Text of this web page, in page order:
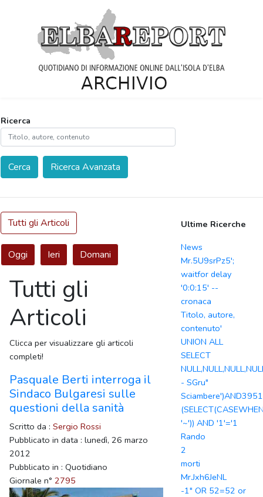
Ricerca
Cerca Ricerca Avanzata
Tutti gli Articoli
Oggi Ieri Domani
Tutti gli
Articoli
Clicca per visualizzare gli articoli
completi!
Pasquale Berti interroga il
Sindaco Bulgaresi sulle
questioni della sanità
Scritto da : Sergio Rossi
Pubblicato in data : lunedì, 26 marzo
2012
Pubblicato in : Quotidiano
Giornale n° 2795
Ultime Ricerche
News
Mr.5U9srPz5';
waitfor delay
'0:0:15' --
cronaca
Titolo, autore,
contenuto'
UNION ALL
SELECT
- SGru"
'~')) AND '1'='1
Rando
2
morti
Mr.Jxh6JeNL
-1" OR 52=52 or